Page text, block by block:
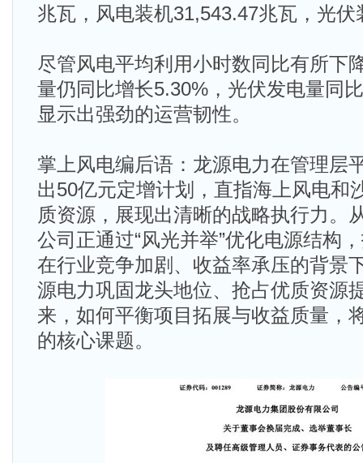
兆瓦，风电装机31,543.47兆瓦，光
尽管风电平均利用小时数同比有所下
量仍同比增长5.30%，光伏发电量同
显示出强劲的运营韧性。
掌上风电编后语：龙源电力在管理层
出50亿元定增计划，直指海上风电和
质资源，展现出清晰的战略执行力。
公司正通过“风光并举”优化电源结构
在行业竞争加剧、收益率承压的背景
源电力巩固龙头地位、抢占优质资源
来，如何平衡项目拓展与收益质量，
的核心课题。